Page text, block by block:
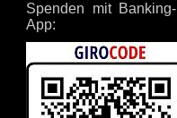
Spenden mit Banking-
App: